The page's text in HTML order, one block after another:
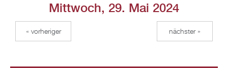
Mittwoch, 29. Mai 2024
« vorheriger nächster »